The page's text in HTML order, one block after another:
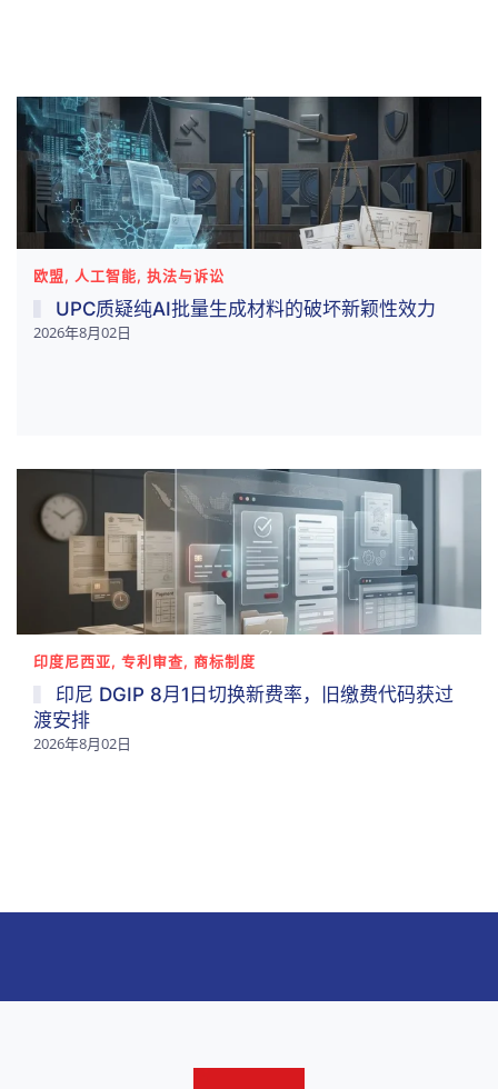
欧盟, 人工智能, 执法与诉讼
UPC质疑纯AI批量生成材料的破坏新颖性效力
2026年8月02日
印度尼西亚, 专利审查, 商标制度
印尼 DGIP 8月1日切换新费率，旧缴费代码获过
渡安排
2026年8月02日